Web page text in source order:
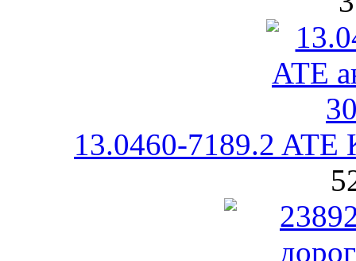
13.0460-7189.2 ATE